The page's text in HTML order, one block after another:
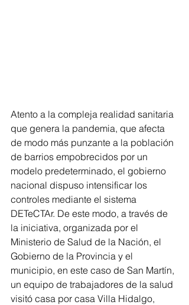
Atento a la compleja realidad sanitaria
que genera la pandemia, que afecta
de modo más punzante a la población
de barrios empobrecidos por un
modelo predeterminado, el gobierno
nacional dispuso intensificar los
controles mediante el sistema
DETeCTAr. De este modo, a través de
la iniciativa, organizada por el
Ministerio de Salud de la Nación, el
Gobierno de la Provincia y el
municipio, en este caso de San Martín,
un equipo de trabajadores de la salud
visitó casa por casa Villa Hidalgo,